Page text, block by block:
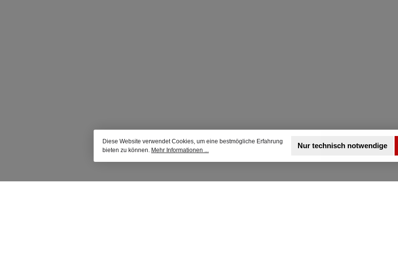
Diese Website verwendet Cookies, um eine bestmögliche Erfahrung
bieten zu können. Mehr Informationen ...
Nur technisch notwendige